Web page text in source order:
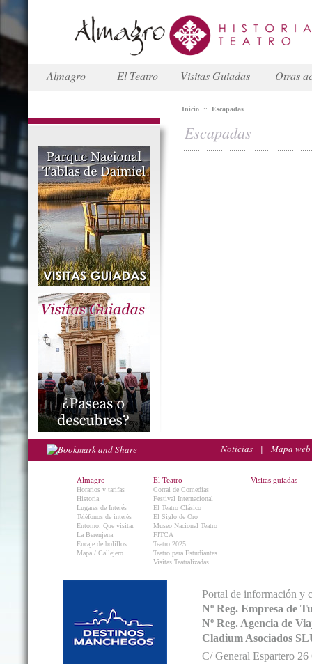
Almagro El Teatro Visitas Guiadas Otras
Inicio :: Escapadas
Escapadas
Noticias | Mapa web
Almagro
Horarios y tarifas
Historia
Lugares de Interés
Teléfonos de interés
Entorno. Que visitar.
La Berenjena
Encaje de bolillos
Mapa / Callejero
El Teatro
Corral de Comedias
Festival Internacional
El Teatro Clásico
El Siglo de Oro
Museo Nacional Teatro
FITCA
Teatro 2025
Teatro para Estudiantes
Visitas Teatralizadas
Visitas guiadas
Portal de información y
Nº Reg. Empresa de
Nº Reg. Agencia de
Cladium Asociados
C/ General Espartero